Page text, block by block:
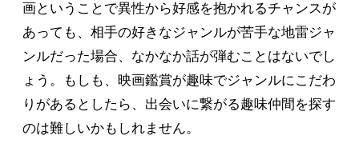
画ということで異性から好感を抱かれるチャンスが
あっても、相手の好きなジャンルが苦手な地雷ジャ
ンルだった場合、なかなか話が弾むことはないでし
ょう。もしも、映画鑑賞が趣味でジャンルにこだわ
りがあるとしたら、出会いに繋がる趣味仲間を探す
のは難しいかもしれません。